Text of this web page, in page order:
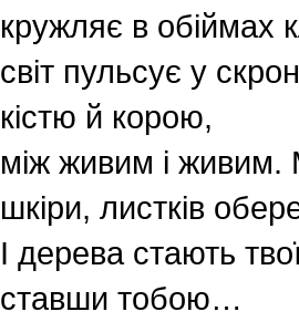
кружляє в обіймах
світ пульсує у
кістю й корою,
між живим і живим.
шкіри, листків
І дерева стають
ставши тобою…